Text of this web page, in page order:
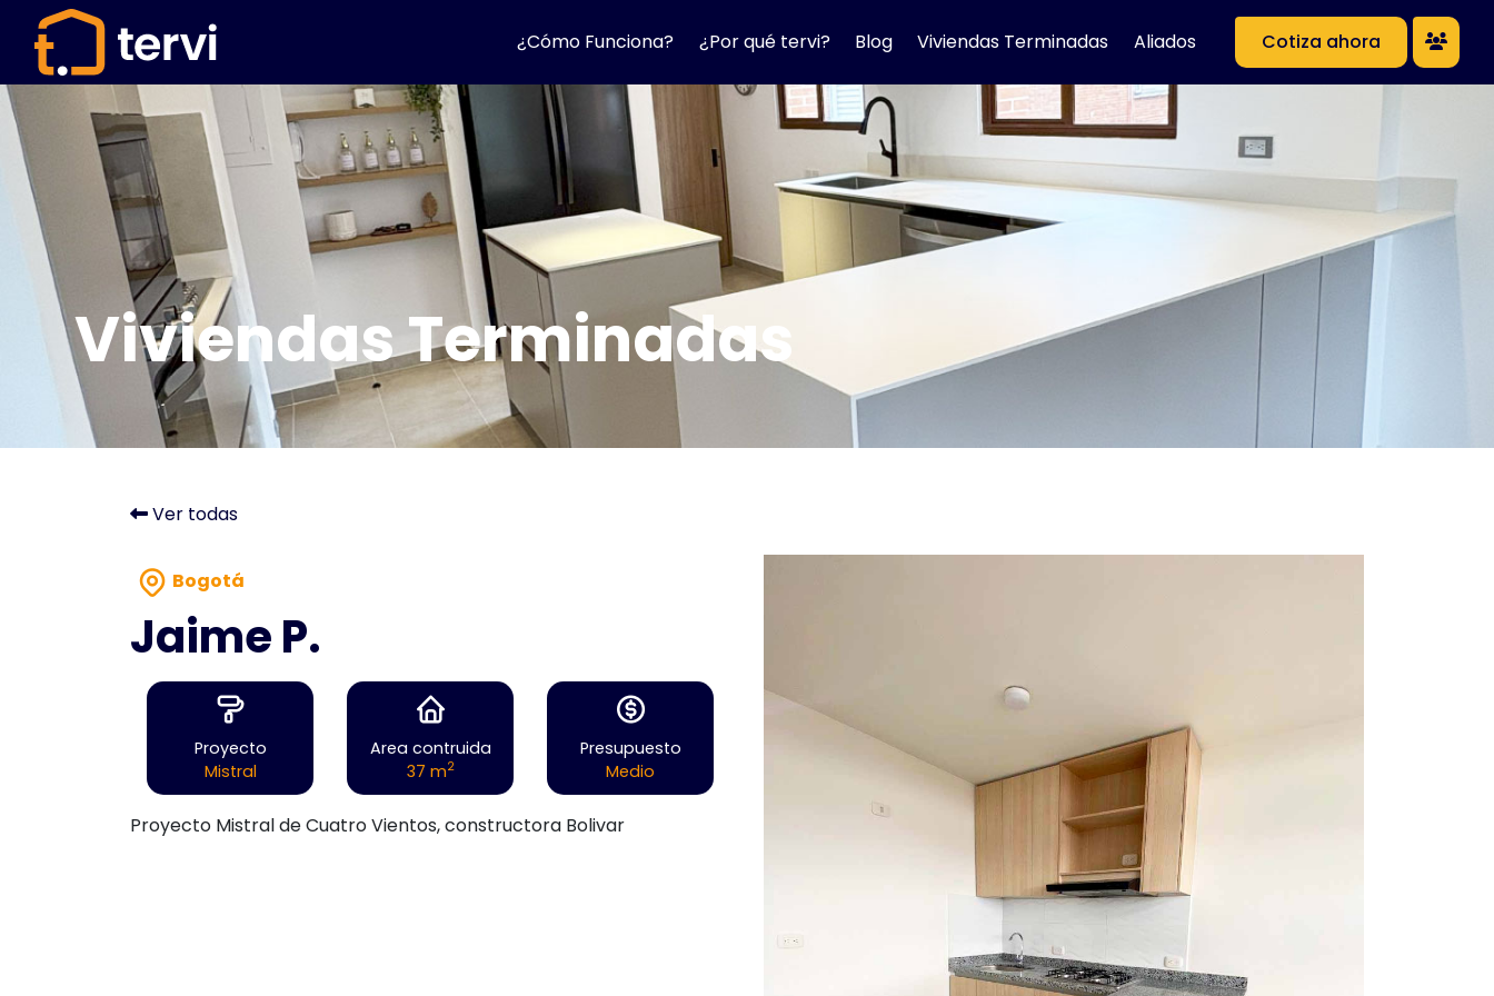
¿Cómo Funciona? ¿Por qué tervi? Blog Viviendas Terminadas Aliados Cotiza ahora
Viviendas Terminadas
Ver todas
Bogotá
Jaime P.
Proyecto
Mistral
Area contruida
37 m2
Presupuesto
Medio
Proyecto Mistral de Cuatro Vientos, constructora Bolivar